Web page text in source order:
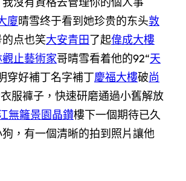
廈晴雪终于看到她珍贵的东头敦
点也笑大安青田了起偉成大樓
止藝術家哥晴雪看着他的92“天
穿好補丁名字補丁慶福大樓破尚
服褲子，快速研磨通過小舊解放
無籬景園晶鑽樓下一個期待已久
狗，有一個清晰的拍到照片讓他